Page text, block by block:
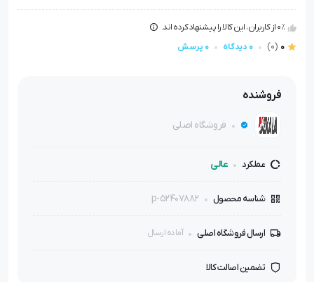
0٪ از کاربران، این کالا را پیشنهاد کرده اند.
0
(0) 0 دیدگاه 0 پرسش
فروشنده
فروشگاه اصلی
عملکرد عالی
شناسه محصول p-52407882
ارسال فروشگاه اصلی آماده ارسال
تضمین اصالت کالا